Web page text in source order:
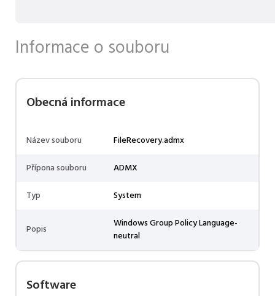
Informace o souboru
Obecná informace
Název souboru
FileRecovery.admx
Přípona souboru
ADMX
Typ
System
Popis
Windows Group Policy Language-
neutral
Software